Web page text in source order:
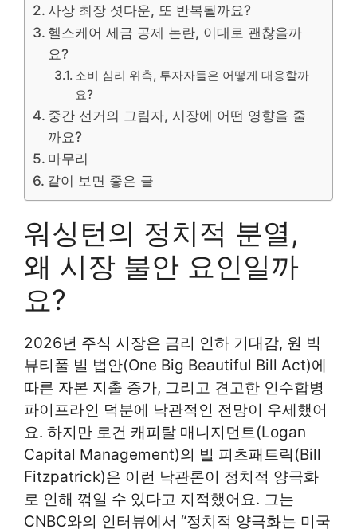
사상 최장 셧다운, 또 반복될까요?
헬스케어 세금 공제 논란, 이대로 괜찮을까
요?
소비 심리 위축, 투자자들은 어떻게 대응할까
요?
중간 선거의 그림자, 시장에 어떤 영향을 줄
까요?
마무리
같이 보면 좋은 글
워싱턴의 정치적 분열,
왜 시장 불안 요인일까
요?
2026년 주식 시장은 금리 인하 기대감, 원 빅
뷰티풀 빌 법안(One Big Beautiful Bill Act)에
따른 자본 지출 증가, 그리고 견고한 인수합병
파이프라인 덕분에 낙관적인 전망이 우세했어
요. 하지만 로건 캐피탈 매니지먼트(Logan
Capital Management)의 빌 피츠패트릭(Bill
Fitzpatrick)은 이런 낙관론이 정치적 양극화
로 인해 꺾일 수 있다고 지적했어요. 그는
CNBC와의 인터뷰에서 “정치적 양극화는 미국